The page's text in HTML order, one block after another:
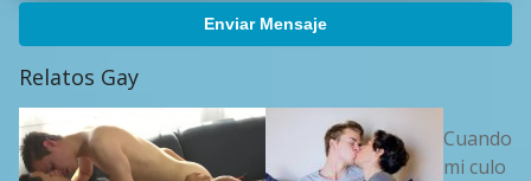
Enviar Mensaje
Relatos Gay
Cuando
mi culo